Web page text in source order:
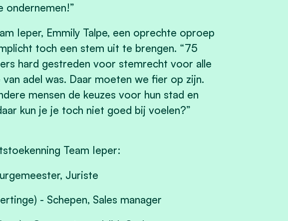
ondernemen!”
Ieper, Emmily Talpe, een oprechte oproep
toch een stem uit te brengen. “75
hard gestreden voor stemrecht voor alle
adel was. Daar moeten we fier op zijn.
mensen de keuzes voor hun stad en
kun je je toch niet goed bij voelen?”
Team Ieper:
Juriste
- Schepen, Sales manager